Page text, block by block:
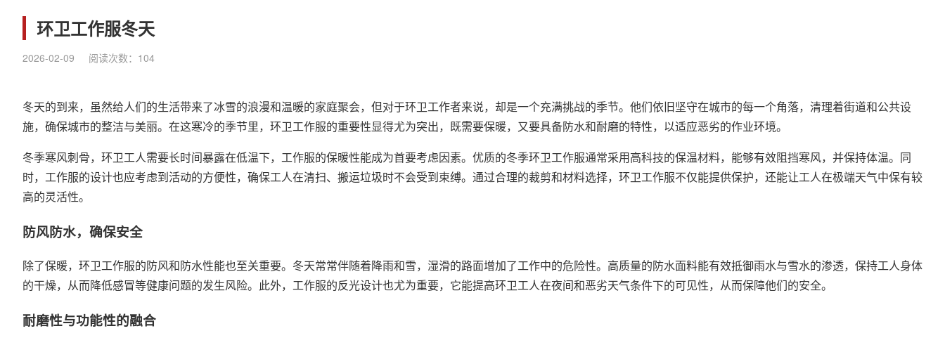
环卫工作服冬天
2026-02-09 阅读次数： 104
冬天的到来，虽然给人们的生活带来了冰雪的浪漫和温暖的家庭聚会，但对于环卫工作者来说，却是一个充满挑战的季节。他们依旧坚守在城市的每一个角落，清理着街道和公共设
施，确保城市的整洁与美丽。在这寒冷的季节里，环卫工作服的重要性显得尤为突出，既需要保暖，又要具备防水和耐磨的特性，以适应恶劣的作业环境。
冬季寒风刺骨，环卫工人需要长时间暴露在低温下，工作服的保暖性能成为首要考虑因素。优质的冬季环卫工作服通常采用高科技的保温材料，能够有效阻挡寒风，并保持体温。同
时，工作服的设计也应考虑到活动的方便性，确保工人在清扫、搬运垃圾时不会受到束缚。通过合理的裁剪和材料选择，环卫工作服不仅能提供保护，还能让工人在极端天气中保有较
高的灵活性。
防风防水，确保安全
除了保暖，环卫工作服的防风和防水性能也至关重要。冬天常常伴随着降雨和雪，湿滑的路面增加了工作中的危险性。高质量的防水面料能有效抵御雨水与雪水的渗透，保持工人身体
的干燥，从而降低感冒等健康问题的发生风险。此外，工作服的反光设计也尤为重要，它能提高环卫工人在夜间和恶劣天气条件下的可见性，从而保障他们的安全。
耐磨性与功能性的融合